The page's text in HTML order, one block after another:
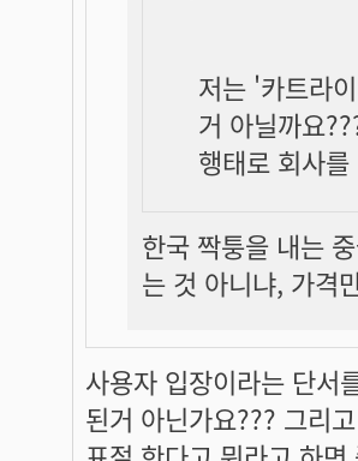
저는 '카트라
거 아닐까요
행태로 회사
한국 짝퉁을 내는
는 것 아니냐, 가격
사용자 입장이라는 단서
된거 아닌가요??? 그리